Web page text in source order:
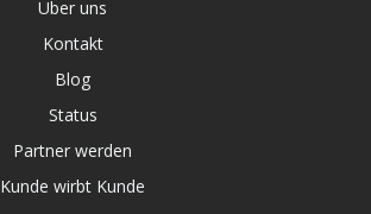
Über uns
Kontakt
Blog
Status
Partner werden
Kunde wirbt Kunde